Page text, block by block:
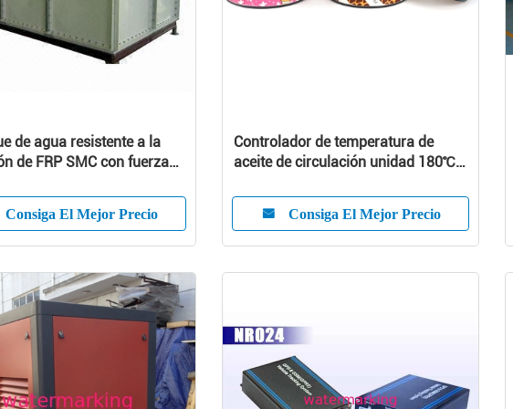
de agua resistente a la
de FRP SMC con fuerza
Consiga El Mejor Precio
Controlador de temperatura de
aceite de circulación unidad 180℃
Consiga El Mejor Precio